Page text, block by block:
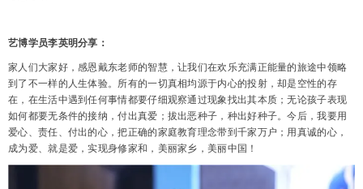
艺博学员李英明分享：
家人们大家好，感恩戴东老师的智慧，让我们在欢乐充满正能量的旅途中领略
到了不一样的人生体验。所有的一切真相均源于内心的投射，却是空性的存
在，在生活中遇到任何事情都要仔细观察通过现象找出其本质；无论孩子表现
如何都要无条件的接纳，付出真爱；拔出恶种子，种出好种子。今后，我要用
爱心、责任、付出的心，把正确的家庭教育理念带到千家万户；用真诚的心，
成为爱、就是爱，实现身修家和，美丽家乡，美丽中国！